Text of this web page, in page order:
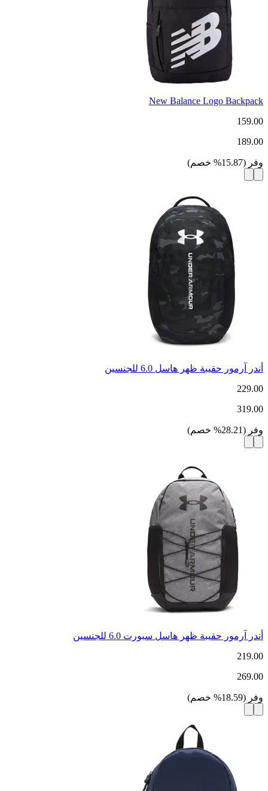
New Balance Logo Backpack
159.00
189.00
وفر (
15.87
% خصم)
أندر آرمور حقيبة ظهر هاسل 6.0 للجنسين
229.00
319.00
وفر (
28.21
% خصم)
أندر آرمور حقيبة ظهر هاسل سبورت 6.0 للجنسين
219.00
269.00
وفر (
18.59
% خصم)